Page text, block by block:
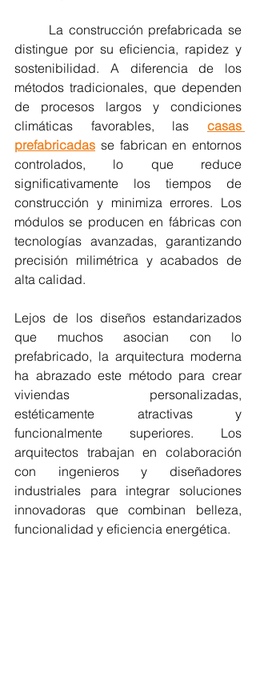
distingue por su eficiencia, rapidez y
sostenibilidad. A diferencia de los
métodos tradicionales, que dependen
de procesos largos y condiciones
climáticas favorables, las casas
prefabricadas se fabrican en entornos
controlados, lo que reduce
significativamente los tiempos de
construcción y minimiza errores. Los
módulos se producen en fábricas con
tecnologías avanzadas, garantizando
precisión milimétrica y acabados de
alta calidad.
Lejos de los diseños estandarizados
que muchos asocian con lo
prefabricado, la arquitectura moderna
ha abrazado este método para crear
viviendas personalizadas,
estéticamente atractivas y
funcionalmente superiores. Los
arquitectos trabajan en colaboración
con ingenieros y diseñadores
industriales para integrar soluciones
innovadoras que combinan belleza,
funcionalidad y eficiencia energética.